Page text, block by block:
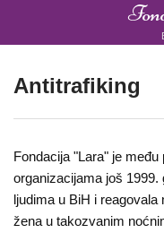
ORGANIZACIJA
Fondacija
Antitrafiking
Fondacija "Lara" je
organizacijama još 1999.
ljudima u BiH i
žena u takozvanim